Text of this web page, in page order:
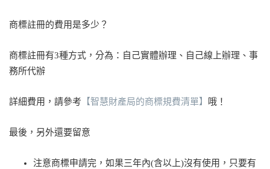
商標註冊的費用是多少？
商標註冊有3種方式，分為：自己實體辦理、自己線上辦理、事
務所代辦
詳細費用，請參考 【智慧財產局的商標規費清單】 哦！
最後，另外還要留意
注意商標申請完，如果三年內(含以上)沒有使用，只要有